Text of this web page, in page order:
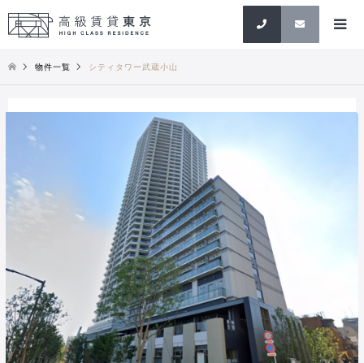
検索
物件一覧 シティタワー武蔵小山